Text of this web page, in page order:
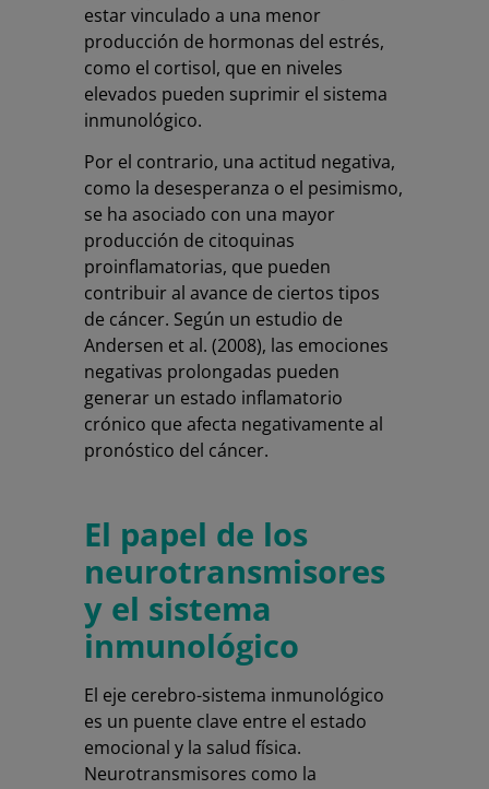
estar vinculado a una menor
producción de hormonas del estrés,
como el cortisol, que en niveles
elevados pueden suprimir el sistema
inmunológico.
Por el contrario, una actitud negativa,
como la desesperanza o el pesimismo,
se ha asociado con una mayor
producción de citoquinas
proinflamatorias, que pueden
contribuir al avance de ciertos tipos
de cáncer. Según un estudio de
Andersen et al. (2008), las emociones
negativas prolongadas pueden
generar un estado inflamatorio
crónico que afecta negativamente al
pronóstico del cáncer.
El papel de los
neurotransmisores
y el sistema
inmunológico
El eje cerebro-sistema inmunológico
es un puente clave entre el estado
emocional y la salud física.
Neurotransmisores como la